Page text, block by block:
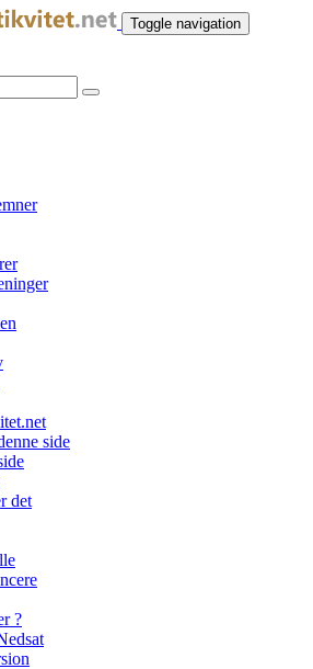
Toggle navigation
side
det
?